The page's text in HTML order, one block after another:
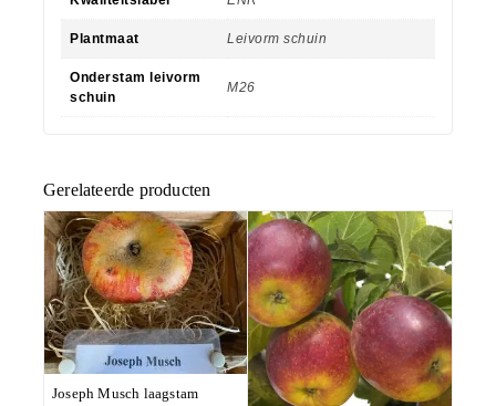
Plantmaat Leivorm schuin
Onderstam leivorm
schuin
M26
Gerelateerde producten
Joseph Musch laagstam